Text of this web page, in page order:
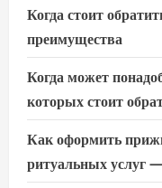
Когда стоит
преимущества
Когда может
которых стоит
Как оформить
ритуальных услуг